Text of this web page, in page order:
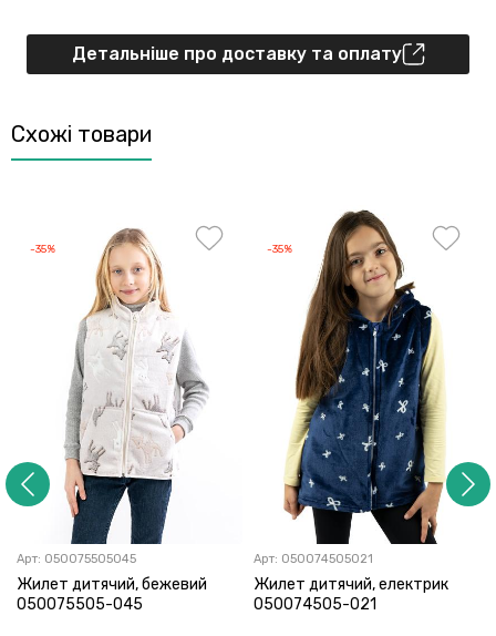
Детальніше про доставку та оплату
Схожі товари
-35%
Арт: 050075505045
Жилет дитячий, бежевий
050075505-045
-35%
Арт: 050074505021
Жилет дитячий, електрик
050074505-021